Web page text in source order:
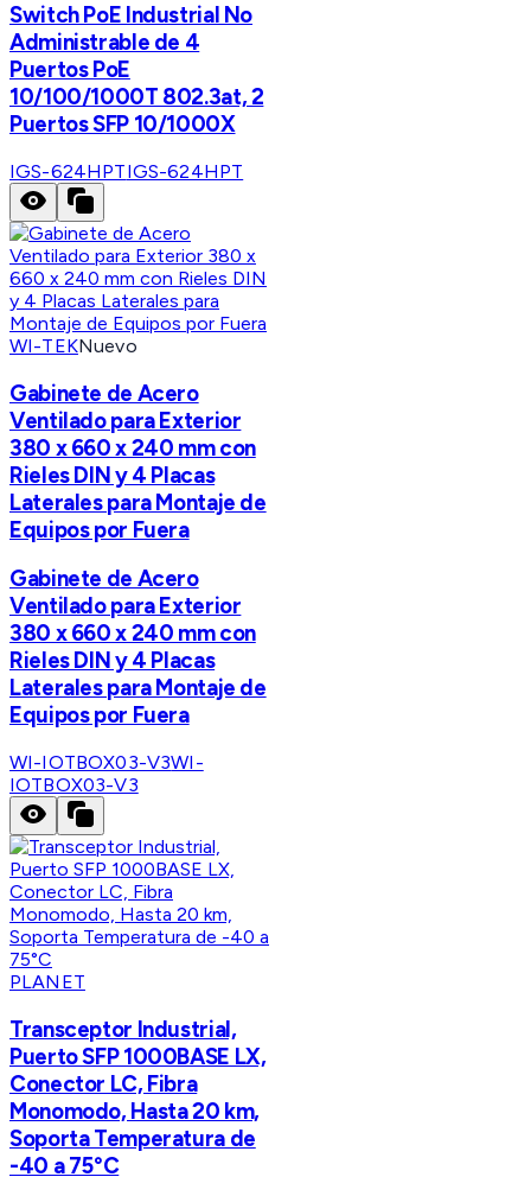
Switch PoE Industrial No
Administrable de 4
Puertos PoE
10/100/1000T 802.3at, 2
Puertos SFP 10/1000X
IGS-624HPTIGS-624HPT
WI-TEKNuevo
Gabinete de Acero
Ventilado para Exterior
380 x 660 x 240 mm con
Rieles DIN y 4 Placas
Laterales para Montaje de
Equipos por Fuera
Gabinete de Acero
Ventilado para Exterior
380 x 660 x 240 mm con
Rieles DIN y 4 Placas
Laterales para Montaje de
Equipos por Fuera
WI-IOTBOX03-V3WI-
IOTBOX03-V3
PLANET
Transceptor Industrial,
Puerto SFP 1000BASE LX,
Conector LC, Fibra
Monomodo, Hasta 20 km,
Soporta Temperatura de
-40 a 75°C